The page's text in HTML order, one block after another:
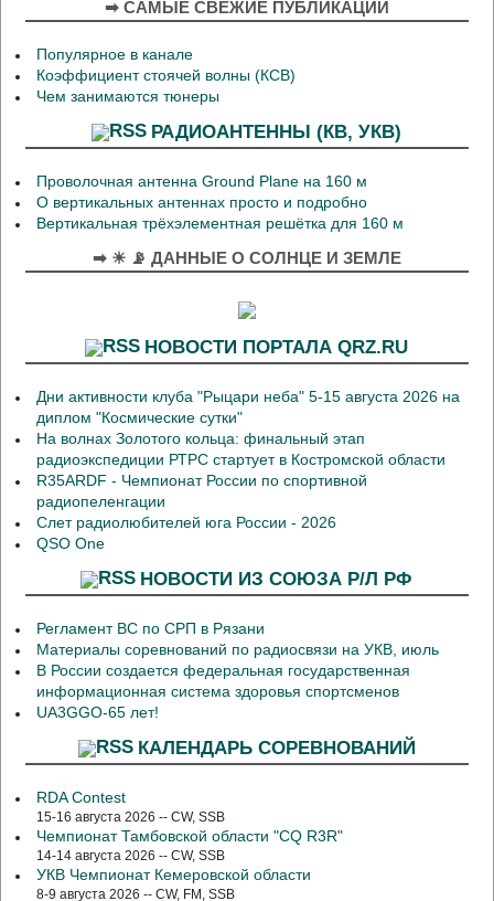
➡ САМЫЕ СВЕЖИЕ ПУБЛИКАЦИИ
Популярное в канале
Коэффициент стоячей волны (КСВ)
Чем занимаются тюнеры
РАДИОАНТЕННЫ (КВ, УКВ)
Проволочная антенна Ground Plane на 160 м
О вертикальных антеннах просто и подробно
Вертикальная трёхэлементная решётка для 160 м
➡ ☀ 📡 ДАННЫЕ О СОЛНЦЕ И ЗЕМЛЕ
НОВОСТИ ПОРТАЛА QRZ.RU
Дни активности клуба "Рыцари неба" 5-15 августа 2026 на
диплом "Космические сутки"
На волнах Золотого кольца: финальный этап
радиоэкспедиции РТРС стартует в Костромской области
R35ARDF - Чемпионат России по спортивной
радиопеленгации
Слет радиолюбителей юга России - 2026
QSO One
НОВОСТИ ИЗ СОЮЗА Р/Л РФ
Регламент ВС по СРП в Рязани
Материалы соревнований по радиосвязи на УКВ, июль
В России создается федеральная государственная
информационная система здоровья спортсменов
UA3GGO-65 лет!
КАЛЕНДАРЬ СОРЕВНОВАНИЙ
RDA Contest
15-16 августа 2026 -- CW, SSB
Чемпионат Тамбовской области "CQ R3R"
14-14 августа 2026 -- CW, SSB
УКВ Чемпионат Кемеровской области
8-9 августа 2026 -- CW, FM, SSB